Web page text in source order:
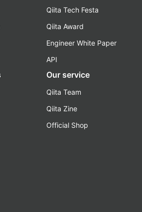
Qiita Tech Festa
Qiita Award
Engineer White Paper
API
Our service
Qiita Team
Qiita Zine
Official Shop